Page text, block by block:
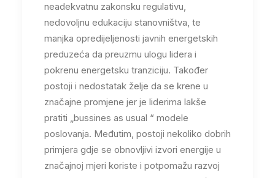
neadekvatnu zakonsku regulativu,
nedovoljnu edukaciju stanovništva, te
manjka opredijeljenosti javnih energetskih
preduzeća da preuzmu ulogu lidera i
pokrenu energetsku tranziciju. Također
postoji i nedostatak želje da se krene u
značajne promjene jer je liderima lakše
pratiti „bussines as usual “ modele
poslovanja. Međutim, postoji nekoliko dobrih
primjera gdje se obnovljivi izvori energije u
značajnoj mjeri koriste i potpomažu razvoj